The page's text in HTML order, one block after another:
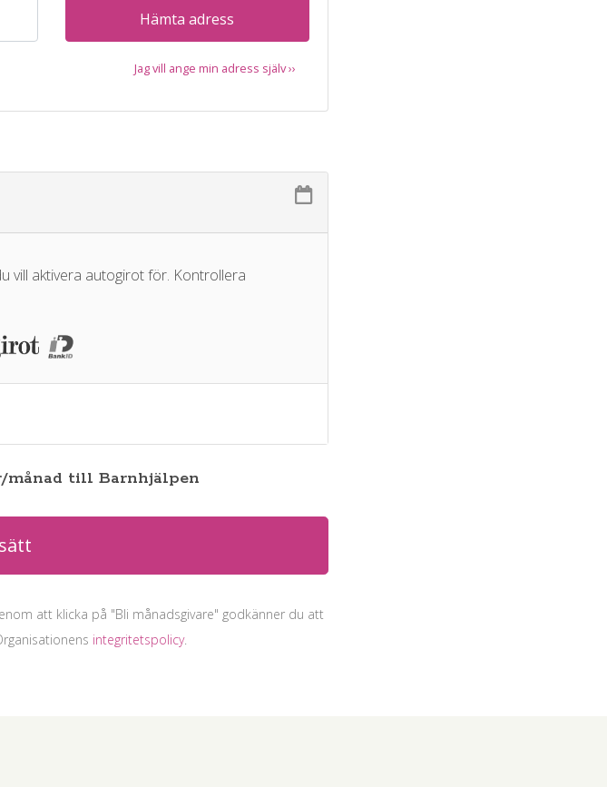
Hämta adress
Jag vill ange min adress själv ››
vill aktivera autogirot för. Kontrollera
/månad till Barnhjälpen
att klicka på "Bli månadsgivare" godkänner du att
integritetspolicy.